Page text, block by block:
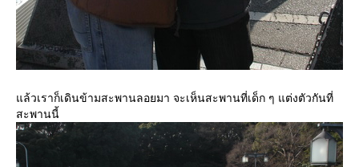
ล้วเราก็เดินข้ามสะพานลอยมา จะเห็นสะพานที่เด็ก ๆ แต่งตัวกันที่
สะพานนี้